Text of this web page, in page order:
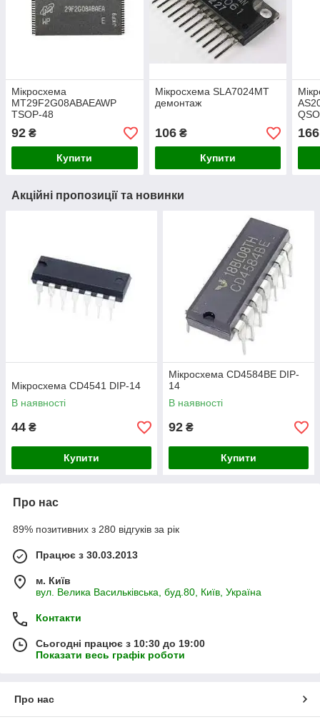
Мікросхема
MT29F2G08ABAEAWP
TSOP-48
92 ₴
Купити
Мікросхема SLA7024MT
демонтаж
106₴
Купити
166
Акційні пропозиції та новинки
Мікросхема СD4541 DIP-14
В наявності
44 ₴
Купити
Мікросхема CD4584BE DIP-
14
В наявності
92 ₴
Купити
Про нас
89% позитивних з 280 відгуків за рік
Працює з 30.03.2013
м. Київ
вул. Велика Васильківська, буд.80, Київ, Україна
Контакти
Сьогодні працює з 10:30 до 19:00
Показати весь графік роботи
Про нас